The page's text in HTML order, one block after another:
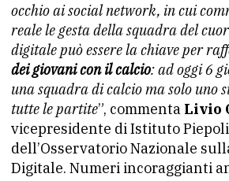
occhio ai social network, in cui
reale le gesta della squadra del
digitale può essere la chiave per
dei giovani con il calcio: ad oggi 6
una squadra di calcio ma solo uno
tutte le partite”, commenta Livio
vicepresidente di Istituto
dell’Osservatorio Nazionale
Digitale. Numeri incoraggianti